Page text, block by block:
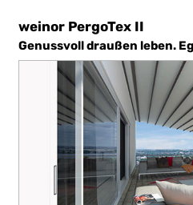
weinor PergoTex II
Genussvoll draußen leben.